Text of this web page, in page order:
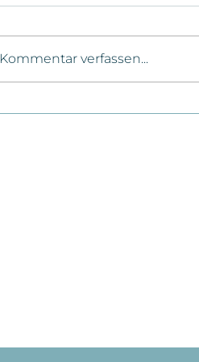
Kommentar verfassen...